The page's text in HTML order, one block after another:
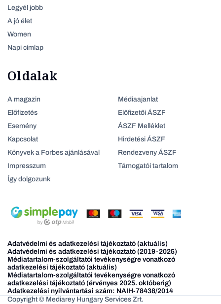
Legyél jobb
A jó élet
Women
Napi címlap
Oldalak
A magazin
Előfizetés
Esemény
Kapcsolat
Könyvek a Forbes ajánlásával
Impresszum
Így dolgozunk
Médiaajanlat
Előfizetői ÁSZF
ÁSZF Melléklet
Hirdetési ÁSZF
Rendezveny ÁSZF
Támogatói tartalom
Adatvédelmi és adatkezelési tájékoztató (aktuális)
Adatvédelmi és adatkezelési tájékoztató (2019-2025)
Médiatartalom-szolgáltatói tevékenységre vonatkozó
adatkezelési tájékoztató (aktuális)
Médiatartalom-szolgáltatói tevékenységre vonatkozó
adatkezelési tájékoztató (érvényes 2025. októberig)
Adatkezelési nyilvántartási szám: NAIH-78438/2014
Copyright © Mediarey Hungary Services Zrt.